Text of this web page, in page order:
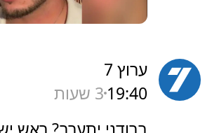
ערוץ 7
19:40 3 שעות